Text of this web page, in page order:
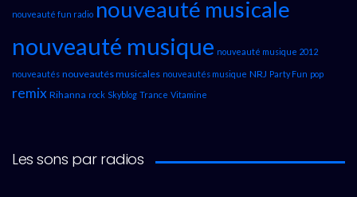
nouveauté fun radio nouveauté musicale
nouveauté musique nouveauté musique 2012
nouveautés nouveautés musicales nouveautés musique NRJ Party Fun pop
remix Rihanna rock Skyblog Trance Vitamine
Les sons par radios